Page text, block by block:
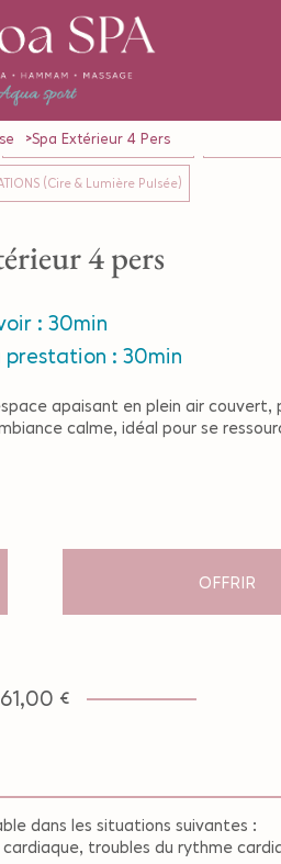
Spa Extérieur 4 Pers
RITUELS (Formules Solo & Duo)
(Cire & Lumière Pulsée)
4 pers
: 30min
prestation : 30min
apaisant en plein air couvert,
calme, idéal pour se
OFFRIR
61,00 €
dans les situations suivantes :
troubles du rythme